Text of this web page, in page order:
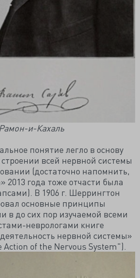
Рамон-и-Кахаль
понятие легло в основу
всей нервной системы
(достаточно напомнить,
2013 года тоже отчасти была
В 1906 г. Шеррингтон
основные принципы
в до сих пор изучаемой всеми
неврологами книге
нервной системы»
of the Nervous System").